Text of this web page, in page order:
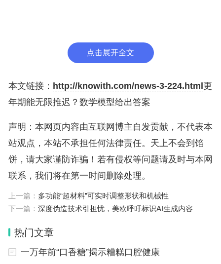
医学院的卵巢生物学家、耶鲁大学的统计学和数据科
学教授，以及耶鲁医学院生殖科学教授通力合作，以
期回答一个一直以来没有答案的问题：更年期究竟能
推迟多久？
为此，研究团队使用了数学建模。根据关键数据点，
他们开发出一种类似“在线计算器”的模型。
模型预测结果显示，一种卵巢组织低温保存和移植技
术，可显著延迟更年期。譬如，一位卵巢储备量处于
中位水平的女性，在她25岁时将其25%的卵巢皮质
更年期可推迟约11.8年；若卵泡存活率能达到80%，
则可推迟15.5年。通过多次重复移植相同数量的组
点击展开全文
本文链接： http://knowith.com/news-3-224.html 更
年期能无限推迟？数学模型给出答案
声明：本网页内容由互联网博主自发贡献，不代表本
站观点，本站不承担任何法律责任。天上不会到馅
饼，请大家谨防诈骗！若有侵权等问题请及时与本网
联系，我们将在第一时间删除处理。
上一篇： 多功能“超材料”可实时调整形状和机械性
下一篇： 深度伪造技术引担忧，美欧呼吁标识AI生成内容
热门文章
一万年前“口香糖”揭示糟糕口腔健康